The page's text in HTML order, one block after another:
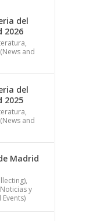
del
2026
,
and
del
2025
,
and
Madrid
,
Noticias y